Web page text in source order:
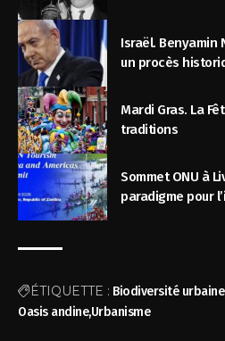
Israël. Benyamin
un procès
Mardi Gras. La
traditions
Sommet ONU à
paradigme pour
ÉTIQUETTE : Biodiversité urbaine
Oasis andineUrbanisme